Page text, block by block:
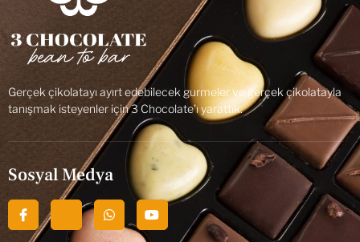
Gerçek çikolatayı ayırt edebilecek gurmeler ve gerçek çikolatayla
tanışmak isteyenler için 3 Chocolate’ı yarattık.
Sosyal Medya